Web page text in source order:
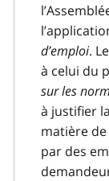
d’emploi.
à celui du
sur les
à justifier
matière de
par des